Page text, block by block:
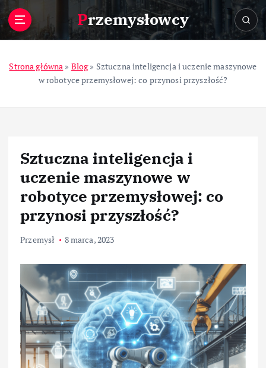
Przemysłowcy
Strona główna » Blog» Sztuczna inteligencja i uczenie maszynowe
w robotyce przemysłowej: co przynosi przyszłość?
Sztuczna inteligencja i
uczenie maszynowe w
robotyce przemysłowej: co
przynosi przyszłość?
Przemysł 8 marca, 2023